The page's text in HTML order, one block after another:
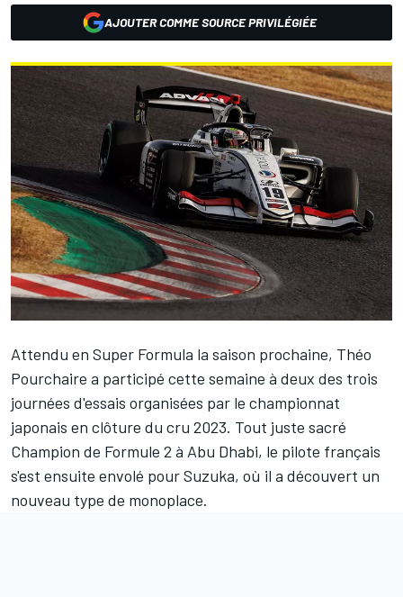
AJOUTER COMME SOURCE PRIVILÉGIÉE
Attendu en Super Formula la saison prochaine, Théo
Pourchaire a participé cette semaine à deux des trois
journées d'essais organisées par le championnat
japonais en clôture du cru 2023. Tout juste sacré
Champion de Formule 2 à Abu Dhabi, le pilote français
s'est ensuite envolé pour Suzuka, où il a découvert un
nouveau type de monoplace.